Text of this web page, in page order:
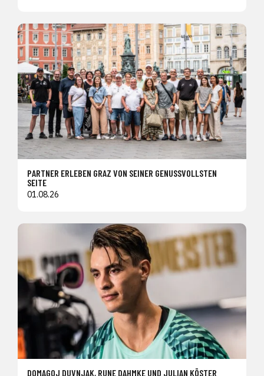
PARTNER ERLEBEN GRAZ VON SEINER GENUSSVOLLSTEN
SEITE
01.08.26
DOMAGOJ DUVNJAK, RUNE DAHMKE UND JULIAN KÖSTER